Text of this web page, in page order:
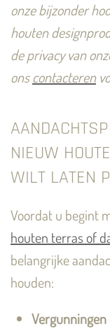
onze bijzonder
houten
de privacy van
onscontacteren
NIEUW
WILT LATEN
Voordat u begint
houten terras of
belangrijke
houden:
Vergunningen